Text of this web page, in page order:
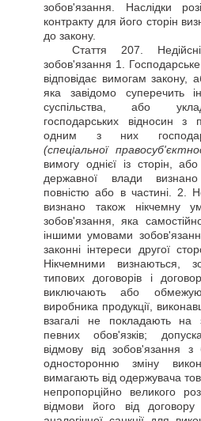
зобов'язання. Наслідки
контракту для його сторін
до закону.
Стаття 207.
зобов'язання 1.
відповідає вимогам закону,
яка завідомо суперечить
суспільства, або
господарських відносин
одним з них
(спеціальної
вимогу однієї із сторін,
державної влади
повністю або в частині. 2.
визнано також нікчемну
зобов'язання, яка
іншими умовами
законні інтереси другої
Нікчемними визнаються,
типових договорів і
виключають або
виробника продукції,
взагалі не покладають на
певних обов'язків;
відмову від зобов'язання
односторонню зміну
вимагають від одержувача
непропорційно великого
відмови його від